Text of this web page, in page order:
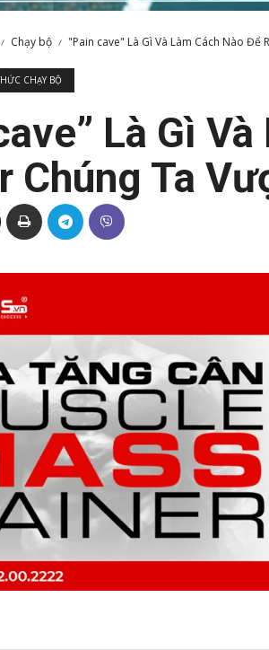
Chạy bộ "Pain cave" Là Gì Và Làm Cách Nào Để
CHẠY BỘ
Là Gì
Chúng Ta